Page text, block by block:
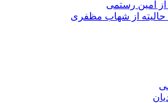
امین رستمی
از شهاب مظفری